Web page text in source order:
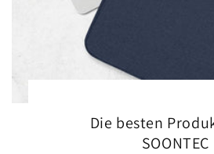
Die besten
SOONTEC